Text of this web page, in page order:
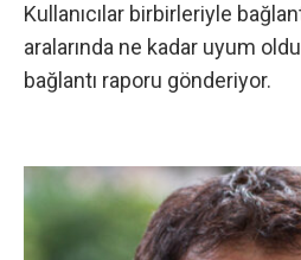
Kullanıcılar birbirleriyle
aralarında ne kadar uyum
bağlantı raporu gönderiyor.